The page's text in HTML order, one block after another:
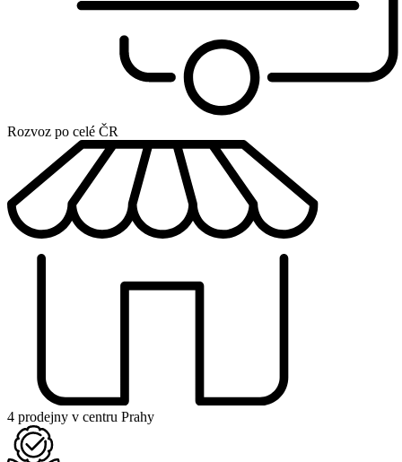
Rozvoz po celé ČR
4 prodejny v centru Prahy